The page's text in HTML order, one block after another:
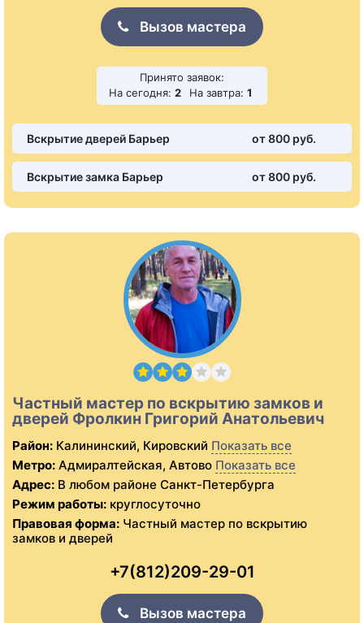
Вызов мастера
Принято заявок:
На сегодня: 2 На завтра: 1
Вскрытие дверей Барьер от 800 pуб.
Вскрытие замка Барьер от 800 pуб.
Частный мастер по вскрытию замков и
дверей Фролкин Григорий Анатольевич
Район: Калининский, Кировский Показать все
Метро: Адмиралтейская, Автово Показать все
Адрес: В любом районе Санкт-Петербурга
Режим работы: круглосуточно
Правовая форма: Частный мастер по вскрытию
замков и дверей
+7(812)209-29-01
Вызов мастера